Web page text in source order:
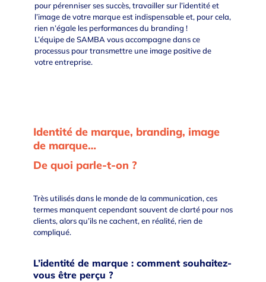
pour pérenniser ses succès, travailler sur l’identité et
l’image de votre marque est indispensable et, pour cela,
rien n’égale les performances du branding !
L’équipe de SAMBA vous accompagne dans ce
processus pour transmettre une image positive de
votre entreprise.
Identité de marque, branding, image
de marque…
De quoi parle-t-on ?
Très utilisés dans le monde de la communication, ces
termes manquent cependant souvent de clarté pour nos
clients, alors qu’ils ne cachent, en réalité, rien de
compliqué.
L’identité de marque : comment souhaitez-
vous être perçu ?